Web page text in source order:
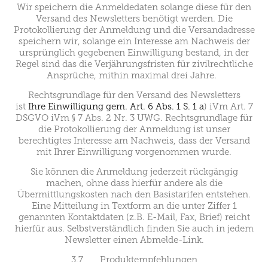
Wir speichern die Anmeldedaten solange diese für den
Versand des Newsletters benötigt werden. Die
Protokollierung der Anmeldung und die Versandadresse
speichern wir, solange ein Interesse am Nachweis der
ursprünglich gegebenen Einwilligung bestand, in der
Regel sind das die Verjährungsfristen für zivilrechtliche
Ansprüche, mithin maximal drei Jahre.
Rechtsgrundlage für den Versand des Newsletters
ist Ihre Einwilligung gem. Art. 6 Abs. 1 S. 1 a) iVm Art. 7
DSGVO iVm § 7 Abs. 2 Nr. 3 UWG. Rechtsgrundlage für
die Protokollierung der Anmeldung ist unser
berechtigtes Interesse am Nachweis, dass der Versand
mit Ihrer Einwilligung vorgenommen wurde.
Sie können die Anmeldung jederzeit rückgängig
machen, ohne dass hierfür andere als die
Übermittlungskosten nach den Basistarifen entstehen.
Eine Mitteilung in Textform an die unter Ziffer 1
genannten Kontaktdaten (z.B. E-Mail, Fax, Brief) reicht
hierfür aus. Selbstverständlich finden Sie auch in jedem
Newsletter einen Abmelde-Link.
3.7 Produktempfehlungen